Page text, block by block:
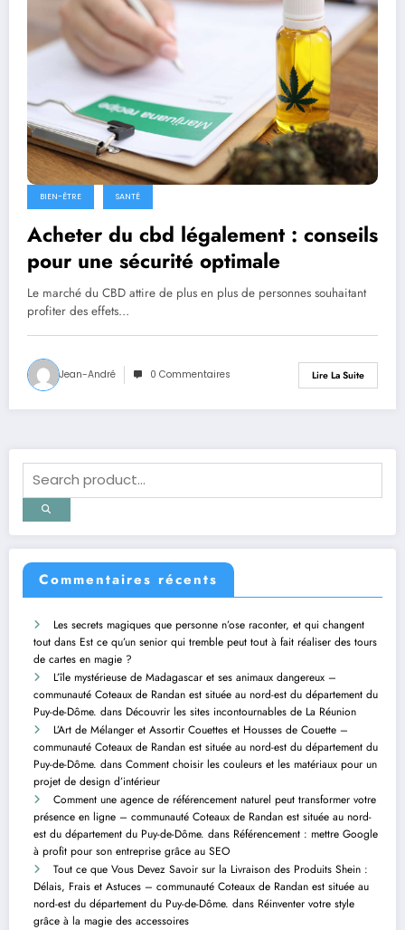
BIEN-ÊTRE SANTÉ
Acheter du cbd légalement : conseils
pour une sécurité optimale
Le marché du CBD attire de plus en plus de personnes souhaitant
profiter des effets…
Jean-André 0 Commentaires Lire La Suite
Commentaires récents
Les secrets magiques que personne n’ose raconter, et qui changent
tout dans Est ce qu’un senior qui tremble peut tout à fait réaliser des tours
de cartes en magie ?
L’île mystérieuse de Madagascar et ses animaux dangereux –
communauté Coteaux de Randan est située au nord-est du département du
Puy-de-Dôme. dans Découvrir les sites incontournables de La Réunion
L’Art de Mélanger et Assortir Couettes et Housses de Couette –
communauté Coteaux de Randan est située au nord-est du département du
Puy-de-Dôme. dans Comment choisir les couleurs et les matériaux pour un
projet de design d’intérieur
Comment une agence de référencement naturel peut transformer votre
présence en ligne – communauté Coteaux de Randan est située au nord-
est du département du Puy-de-Dôme. dans Référencement : mettre Google
à profit pour son entreprise grâce au SEO
Tout ce que Vous Devez Savoir sur la Livraison des Produits Shein :
Délais, Frais et Astuces – communauté Coteaux de Randan est située au
nord-est du département du Puy-de-Dôme. dans Réinventer votre style
grâce à la magie des accessoires